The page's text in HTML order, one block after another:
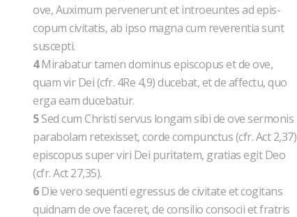
ove, Auximum pervenerunt et introeuntes ad epis-
copum civitatis, ab ipso magna cum reverentia sunt
suscepti.
4Mirabatur tamen dominus episcopus et de ove,
quam vir Dei (cfr. 4Re 4,9) ducebat, et de affectu, quo
erga eam ducebatur.
5Sed cum Christi servus longam sibi de ove sermonis
parabolam retexisset, corde compunctus (cfr. Act 2,37)
episcopus super viri Dei puritatem, gratias egit Deo
(cfr. Act 27,35).
6Die vero sequenti egressus de civitate et cogitans
quidnam de ove faceret, de consilio consocii et fratris